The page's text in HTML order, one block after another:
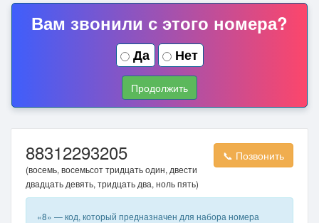
Вам звонили с этого номера?
Да Нет
Продолжить
88312293205 📞 Позвонить
(восемь, восемьсот тридцать один, двести
двадцать девять, тридцать два, ноль пять)
«8» — код, который предназначен для набора номера